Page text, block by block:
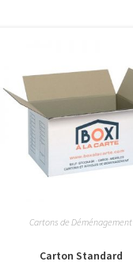
Cartons de Déménagement
Carton Standard